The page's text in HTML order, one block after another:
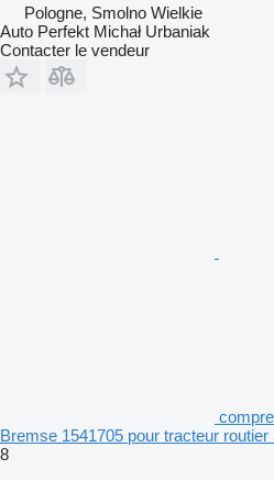
Pologne, Smolno Wielkie
Auto Perfekt Michał Urbaniak
Contacter le vendeur
Bremse 1541705 pour tracteur routier
8